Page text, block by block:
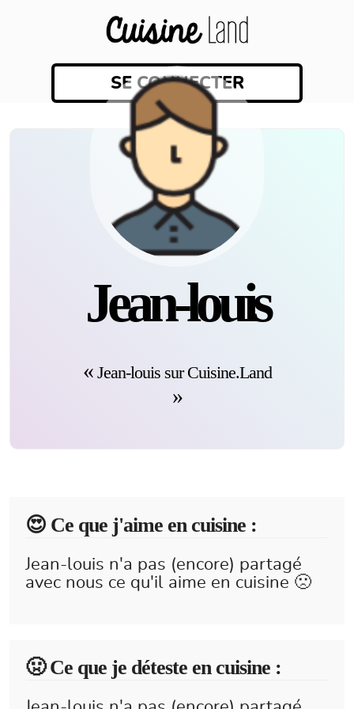
SE CONNECTER
Jean-louis
Jean-louis sur Cuisine.Land
😍️ Ce que j'aime en cuisine :
Jean-louis n'a pas (encore) partagé
avec nous ce qu'il aime en cuisine 🙁
🤢 Ce que je déteste en cuisine :